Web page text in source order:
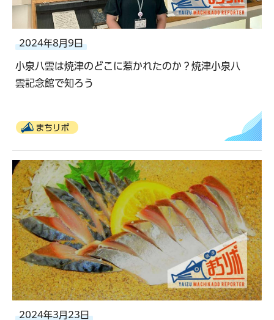
2024年8月9日
小泉八雲は焼津のどこに惹かれたのか？焼津小泉八
雲記念館で知ろう
まちリポ
2024年3月23日